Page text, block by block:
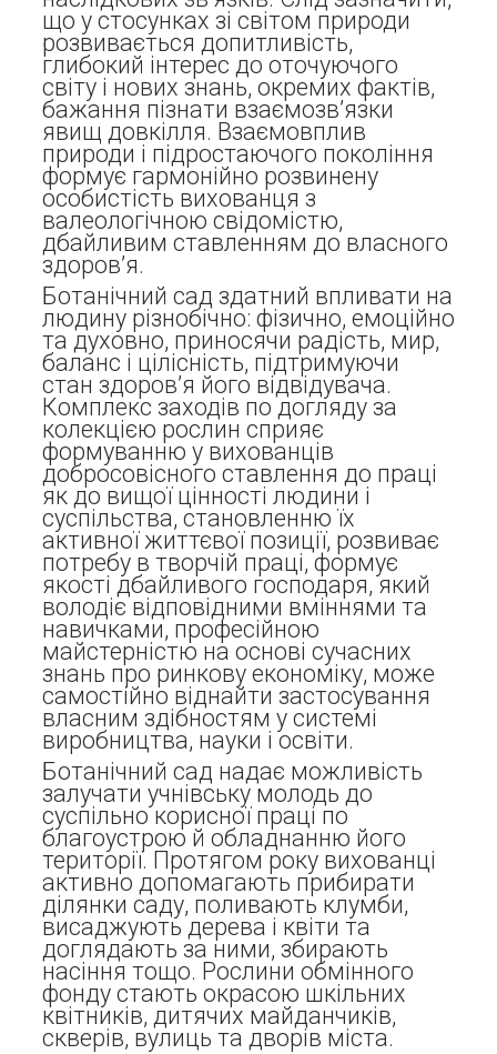
що у стосунках зі світом природи
розвивається допитливість,
глибокий інтерес до оточуючого
світу і нових знань, окремих фактів,
бажання пізнати взаємозв’язки
явищ довкілля. Взаємовплив
природи і підростаючого покоління
формує гармонійно розвинену
особистість вихованця з
валеологічною свідомістю,
дбайливим ставленням до власного
здоров’я.
Ботанічний сад здатний впливати на
людину різнобічно: фізично, емоційно
та духовно, приносячи радість, мир,
баланс і цілісність, підтримуючи
стан здоров’я його відвідувача.
Комплекс заходів по догляду за
колекцією рослин сприяє
формуванню у вихованців
добросовісного ставлення до праці
як до вищої цінності людини і
суспільства, становленню їх
активної життєвої позиції, розвиває
потребу в творчій праці, формує
якості дбайливого господаря, який
володіє відповідними вміннями та
навичками, професійною
майстерністю на основі сучасних
знань про ринкову економіку, може
самостійно віднайти застосування
власним здібностям у системі
виробництва, науки і освіти.
Ботанічний сад надає можливість
залучати учнівську молодь до
суспільно корисної праці по
благоустрою й обладнанню його
території. Протягом року вихованці
активно допомагають прибирати
ділянки саду, поливають клумби,
висаджують дерева і квіти та
доглядають за ними, збирають
насіння тощо. Рослини обмінного
фонду стають окрасою шкільних
квітників, дитячих майданчиків,
скверів, вулиць та дворів міста.